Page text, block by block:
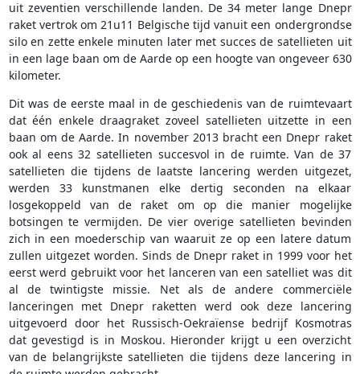
uit zeventien verschillende landen. De 34 meter lange Dnepr
raket vertrok om 21u11 Belgische tijd vanuit een ondergrondse
silo en zette enkele minuten later met succes de satellieten uit
in een lage baan om de Aarde op een hoogte van ongeveer 630
kilometer.
Dit was de eerste maal in de geschiedenis van de ruimtevaart
dat één enkele draagraket zoveel satellieten uitzette in een
baan om de Aarde. In november 2013 bracht een Dnepr raket
ook al eens 32 satellieten succesvol in de ruimte. Van de 37
satellieten die tijdens de laatste lancering werden uitgezet,
werden 33 kunstmanen elke dertig seconden na elkaar
losgekoppeld van de raket om op die manier mogelijke
botsingen te vermijden. De vier overige satellieten bevinden
zich in een moederschip van waaruit ze op een latere datum
zullen uitgezet worden. Sinds de Dnepr raket in 1999 voor het
eerst werd gebruikt voor het lanceren van een satelliet was dit
al de twintigste missie. Net als de andere commerciële
lanceringen met Dnepr raketten werd ook deze lancering
uitgevoerd door het Russisch-Oekraïense bedrijf Kosmotras
dat gevestigd is in Moskou. Hieronder krijgt u een overzicht
van de belangrijkste satellieten die tijdens deze lancering in